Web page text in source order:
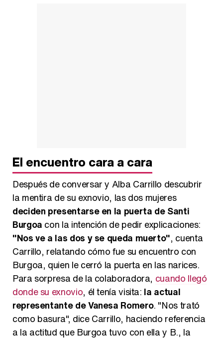
El encuentro cara a cara
Después de conversar y Alba Carrillo descubrir
la mentira de su exnovio, las dos mujeres
deciden presentarse en la puerta de Santi
Burgoa con la intención de pedir explicaciones:
"Nos ve a las dos y se queda muerto", cuenta
Carrillo, relatando cómo fue su encuentro con
Burgoa, quien le cerró la puerta en las narices.
Para sorpresa de la colaboradora, cuando llegó
donde su exnovio, él tenía visita: la actual
representante de Vanesa Romero. "Nos trató
como basura", dice Carrillo, haciendo referencia
a la actitud que Burgoa tuvo con ella y B., la